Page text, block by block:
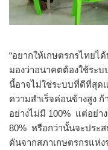
“อยากให้เกษตรกรไทยไ
มองว่าอนาคตต้องใช้ระบ
นี้อาจไม่ใช่ระบบที่ดีที่สุด
ความสำเร็จค่อนข้างสูง
อย่างไม่มี 100% แต่อย่า
80% หรือกว่านั้นจะประ
ดันจากสภาเกษตรกรแห่